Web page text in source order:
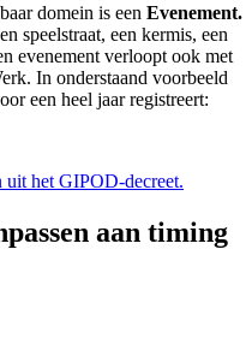
domein is een Evenement.
speelstraat, een kermis, een
evenement verloopt ook met
In onderstaand voorbeeld
een heel jaar registreert:
het GIPOD-decreet.
aan timing